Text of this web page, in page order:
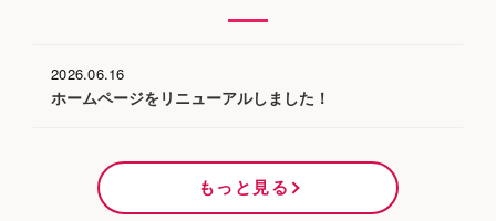
2026.06.16
ホームページをリニューアルしました！
もっと見る